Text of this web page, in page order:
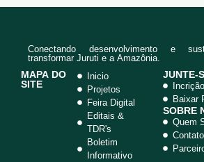
Conectando desenvolvimento e
transformar Juruti e a Amazônia.
MAPA DO
SITE
Inicio
Projetos
Feira Digital
Editais &
TDR's
Boletim
Informativo
JUNTE-
Baixar
SOBRE
Quem